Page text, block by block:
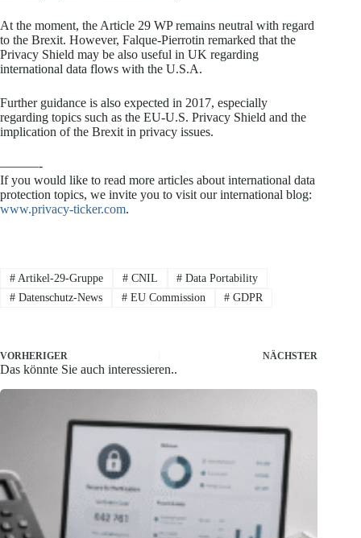
At the moment, the Article 29 WP remains neutral with regard
to the Brexit. However, Falque-Pierrotin remarked that the
Privacy Shield may be also useful in UK regarding
international data flows with the U.S.A.
Further guidance is also expected in 2017, especially
regarding topics such as the EU-U.S. Privacy Shield and the
implication of the Brexit in privacy issues.
———-
If you would like to read more articles about international data
protection topics, we invite you to visit our international blog:
www.privacy-ticker.com.
#Artikel-29-Gruppe #CNIL # Data Portability
#Datenschutz-News #EU Commission # GDPR
VORHERIGER NÄCHSTER
Das könnte Sie auch interessieren..